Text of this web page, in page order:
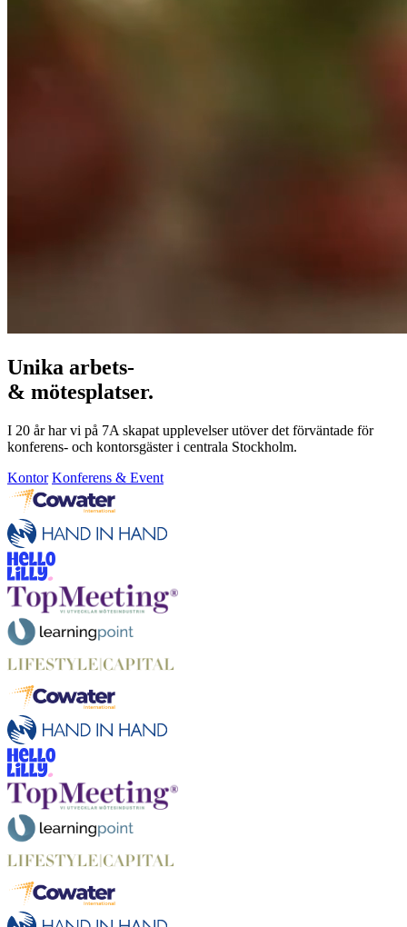
Unika arbets-
& mötesplatser.
I 20 år har vi på 7A skapat upplevelser utöver det förväntade för
konferens- och kontorsgäster i centrala Stockholm.
Kontor Konferens & Event